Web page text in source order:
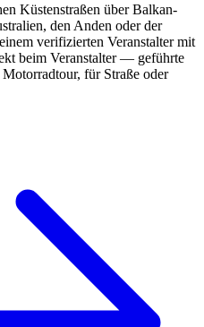
Küstenstraßen über Balkan-
den Anden oder der
verifizierten Veranstalter mit
beim Veranstalter — geführte
für Straße oder